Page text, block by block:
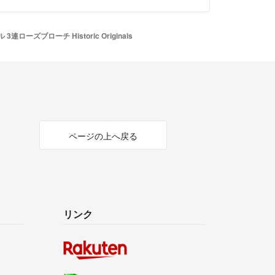
law/a036/
3連ローズブローチ Historic Originals
ページの上へ戻る
リンク